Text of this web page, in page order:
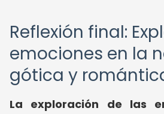
Reflexión final:
emociones en la
gótica y
La exploración de las